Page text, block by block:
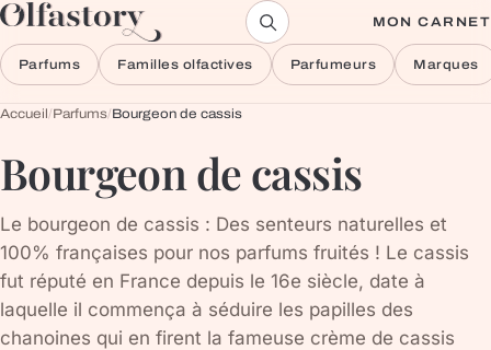
Aller au contenu MON CARNET
Parfums Familles olfactives Parfumeurs Marques
Accueil/Parfums/Bourgeon de cassis
Bourgeon de cassis
Le bourgeon de cassis : Des senteurs naturelles et
100% françaises pour nos parfums fruités ! Le cassis
fut réputé en France depuis le 16e siècle, date à
laquelle il commença à séduire les papilles des
chanoines qui en firent la fameuse crème de cassis